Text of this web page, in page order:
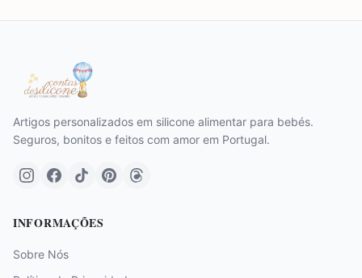
Artigos personalizados em silicone alimentar para bebés.
Seguros, bonitos e feitos com amor em Portugal.
INFORMAÇÕES
Sobre Nós